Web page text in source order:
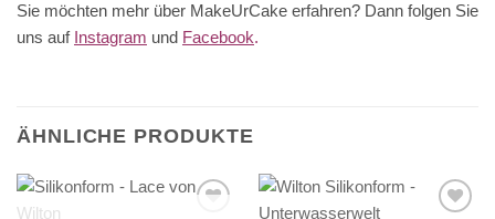
Sie möchten mehr über MakeUrCake erfahren? Dann folgen Sie
uns auf Instagram und Facebook.
ÄHNLICHE PRODUKTE